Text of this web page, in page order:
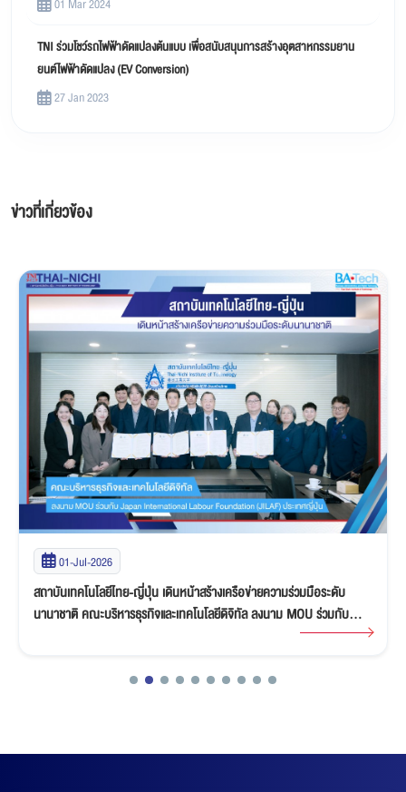
TNI ร่วมโชว์รถไฟฟ้าดัดแปลงต้นแบบ เพื่อสนับสนุนการสร้างอุตสาหกรรมยาน
ยนต์ไฟฟ้าดัดแปลง (EV Conversion)
27 Jan 2023
ข่าวที่เกี่ยวข้อง
01-Jul-2026
สถาบันเทคโนโลยีไทย-ญี่ปุ่น เดินหน้าสร้างเครือข่ายความร่วมมือระดับ
นานาชาติ คณะบริหารธุรกิจและเทคโนโลยีดิจิทัล ลงนาม MOU ร่วมกับ
Japan International Labour Foundation (JILAF) ประเทศญี่ปุ่น